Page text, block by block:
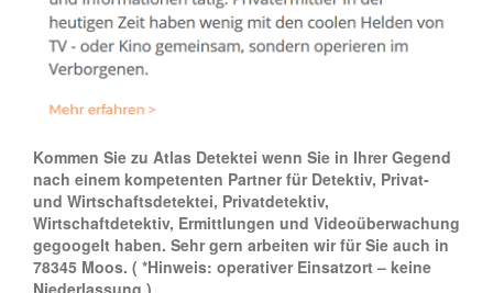
Kommen Sie zu Atlas Detektei wenn Sie in Ihrer Gegend
nach einem kompetenten Partner für Detektiv, Privat-
und Wirtschaftsdetektei, Privatdetektiv,
Wirtschaftdetektiv, Ermittlungen und Videoüberwachung
gegoogelt haben. Sehr gern arbeiten wir für Sie auch in
78345 Moos. ( *Hinweis: operativer Einsatzort – keine
Niederlassung )